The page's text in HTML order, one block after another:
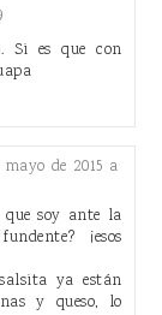
Si es que con
de 2015 a
soy ante la
¡esos
ya están
y queso, lo